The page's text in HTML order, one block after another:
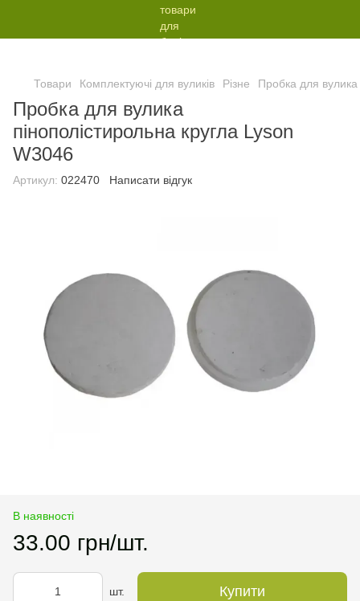
Товари Комплектуючі для вуликів Різне Пробка для вулика
Пробка для вулика
пінополістирольна кругла Lyson
W3046
Артикул: 022470 Написати відгук
В наявності
33.00 грн/шт.
шт. Купити